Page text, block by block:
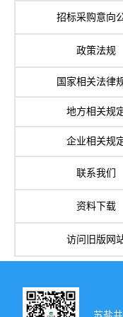
招标采购意向
政策法规
国家相关法律
地方相关规
企业相关规
联系我们
资料下载
访问旧版网